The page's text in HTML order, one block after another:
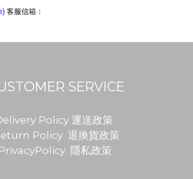
客服信箱：
SERVICE
Policy 運送政策
Policy 退換貨政策
PrivacyPolicy 隱私政策